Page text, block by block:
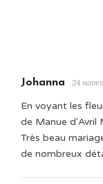
Johanna 24
En voyant les
de Manue d'Avril
Très beau
de nombreux